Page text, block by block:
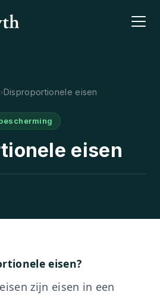
eisen
›Disproportionele eisen
eisen?
zijn eisen in een